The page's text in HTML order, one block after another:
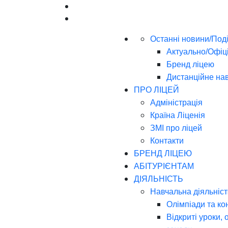
Останні новини/
Актуально/
Бренд ліцею
Дистанційне
ПРО ЛІЦЕЙ
Адміністрація
Країна Ліценія
ЗМІ про ліцей
Контакти
БРЕНД ЛІЦЕЮ
АБІТУРІЄНТАМ
ДІЯЛЬНІСТЬ
Навчальна
Олімпіади та
Відкриті уроки,